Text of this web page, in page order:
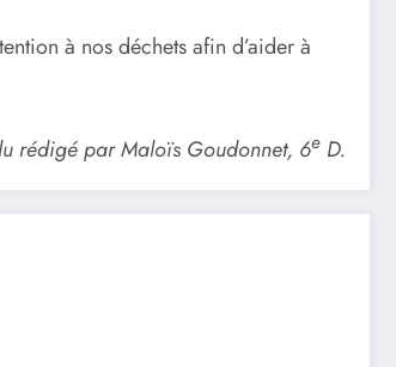
à nos déchets afin d’aider à
rédigé par Maloïs Goudonnet, 6e D.